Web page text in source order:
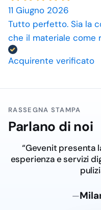
11 Giugno 2026
Tutto perfetto. Sia la
che il materiale come
Acquirente verificato
RASSEGNA STAMPA
Parlano di noi
“Gevenit presenta
esperienza e servizi
—